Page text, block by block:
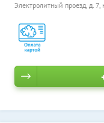
Электролитный проезд, д. 7,